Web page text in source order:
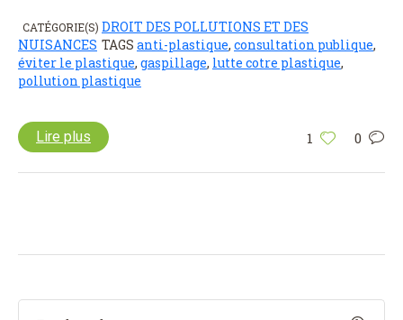
CATÉGORIE(S) DROIT DES POLLUTIONS ET DES
NUISANCES TAGS anti-plastique, consultation publique,
éviter le plastique, gaspillage, lutte cotre plastique,
pollution plastique
1 0
Lire plus